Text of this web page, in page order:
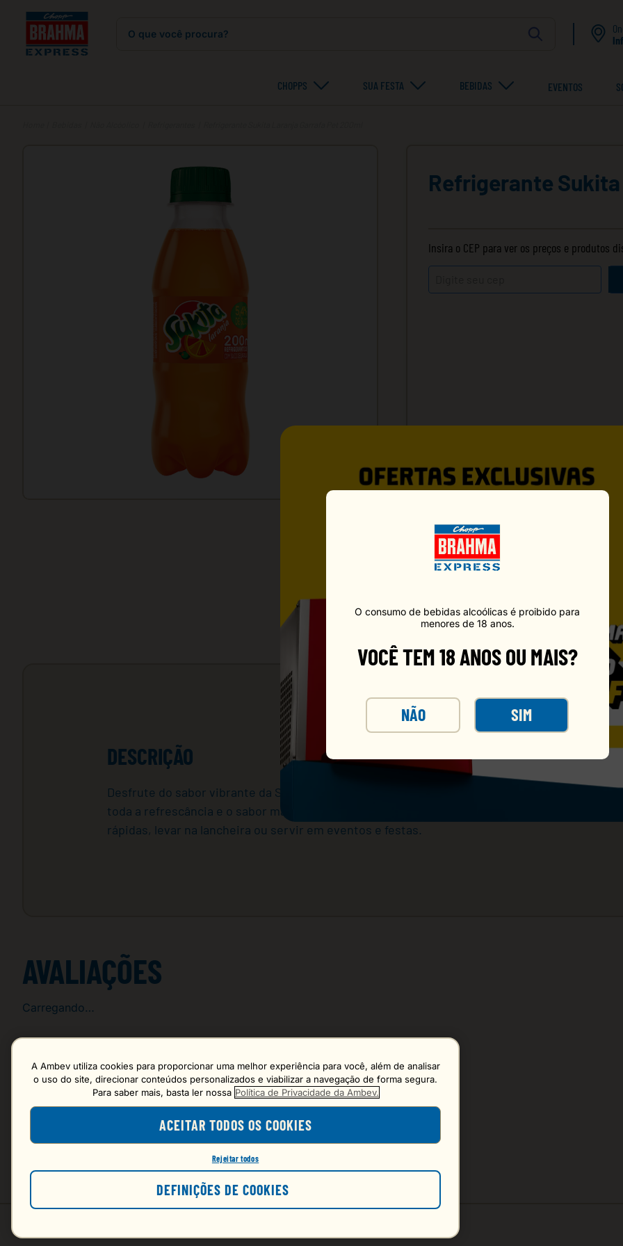
O consumo de bebidas alcoólicas é proibido para
menores de 18 anos.
VOCÊ TEM 18 ANOS OU MAIS?
NÃO SIM
CHOPPS SUA FESTA BEBIDAS EVENTOS
Refrigerante
Insira o CEP para ver os preços e produtos
VOCÊ PODE GOSTAR
DESCRIÇÃO
Desfrute do sabor vibrante da Sukita Laranja na prática garrafa PET de 200ml! Ideal para
toda a refrescância e o sabor marcante da laranja com o gás característico que só Sukita
rápidas, levar na lancheira ou servir em eventos e festas.
AVALIAÇÕES
Carregando…
Mais recentes
Carregando avaliações…
A Ambev utiliza cookies para proporcionar uma melhor experiência para você, além de analisar
o uso do site, direcionar conteúdos personalizados e viabilizar a navegação de forma segura.
Para saber mais, basta ler nossa Política de Privacidade da Ambev.
ACEITAR TODOS OS COOKIES
Rejeitar todos
DEFINIÇÕES DE COOKIES